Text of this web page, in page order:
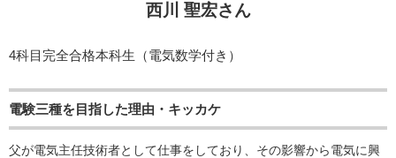
西川 聖宏さん
4科目完全合格本科生（電気数学付き）
電験三種を目指した理由・キッカケ
父が電気主任技術者として仕事をしており、その影響から電気に興